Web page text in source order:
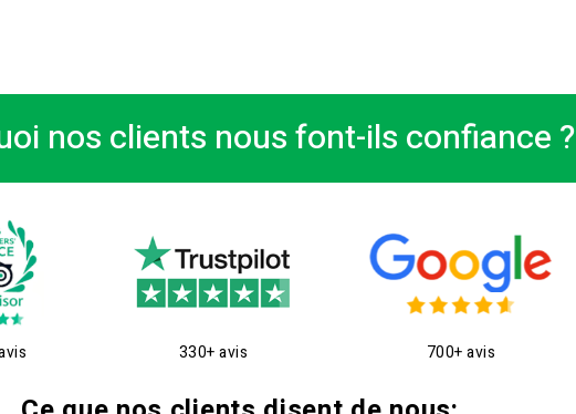
nos clients nous font-ils confiance ?
330+ avis 700+ avis